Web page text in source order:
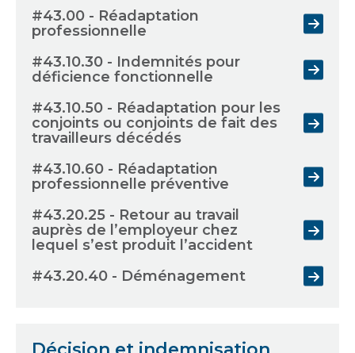
#43.00 - Réadaptation
professionnelle
#43.10.30 - Indemnités pour
déficience fonctionnelle
#43.10.50 - Réadaptation pour les
conjoints ou conjoints de fait des
travailleurs décédés
#43.10.60 - Réadaptation
professionnelle préventive
#43.20.25 - Retour au travail
auprès de l’employeur chez
lequel s’est produit l’accident
#43.20.40 - Déménagement